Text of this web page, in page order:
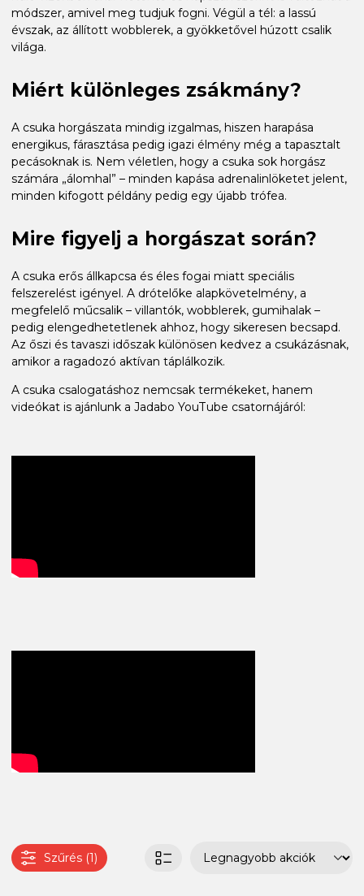
módszer, amivel meg tudjuk fogni. Végül a tél: a lassú
évszak, az állított wobblerek, a gyökketővel húzott csalik
világa.
Miért különleges zsákmány?
A csuka horgászata mindig izgalmas, hiszen harapása
energikus, fárasztása pedig igazi élmény még a tapasztalt
pecásoknak is. Nem véletlen, hogy a csuka sok horgász
számára „álomhal” – minden kapása adrenalinlöketet jelent,
minden kifogott példány pedig egy újabb trófea.
Mire figyelj a horgászat során?
A csuka erős állkapcsa és éles fogai miatt speciális
felszerelést igényel. A drótelőke alapkövetelmény, a
megfelelő műcsalik – villantók, wobblerek, gumihalak –
pedig elengedhetetlenek ahhoz, hogy sikeresen becsapd.
Az őszi és tavaszi időszak különösen kedvez a csukázásnak,
amikor a ragadozó aktívan táplálkozik.
A csuka csalogatáshoz nemcsak termékeket, hanem
videókat is ajánlunk a Jadabo YouTube csatornájáról:
Szűrés (1)